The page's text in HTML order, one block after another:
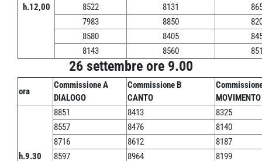
h.12,00
8522
8131
7983
8850
8580
8405
8143
8560
26 settembre ore 9.00
ora
Commissione A
DIALOGO
Commissione B
CANTO
MOVIMENTO
h.9.30
8851 8413
8325
8557
8476
8140
8716
8612
8187
8597
8964
8199